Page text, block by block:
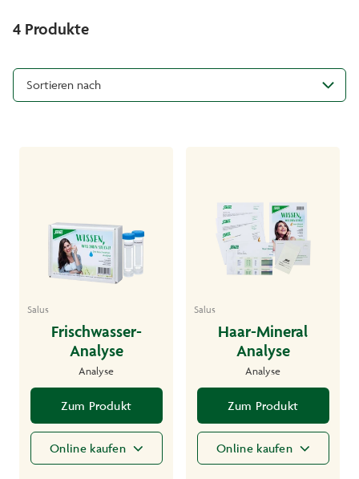
4 Produkte
Sortieren nach
Salus
Frischwasser-
Analyse
Analyse
Zum Produkt
Online kaufen
Salus
Haar-Mineral
Analyse
Analyse
Zum Produkt
Online kaufen